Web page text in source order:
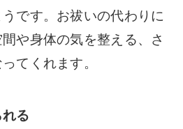
です。お祓いの代わりに
や身体の気を整える、さ
てくれます。
る